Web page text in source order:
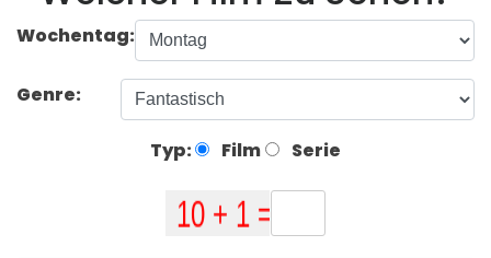
Wochentag:
Genre:
Typ: Film Serie